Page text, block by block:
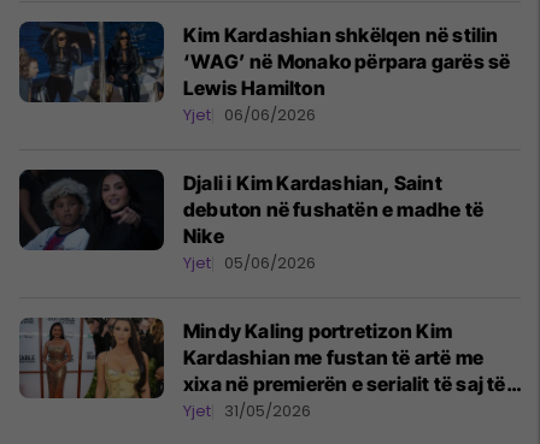
Kim Kardashian shkëlqen në stilin
‘WAG’ në Monako përpara garës së
Lewis Hamilton
Yjet 06/06/2026
Djali i Kim Kardashian, Saint
debuton në fushatën e madhe të
Nike
Yjet 05/06/2026
Mindy Kaling portretizon Kim
Kardashian me fustan të artë me
xixa në premierën e serialit të saj të
ri “Not Suitable For Work”
Yjet 31/05/2026